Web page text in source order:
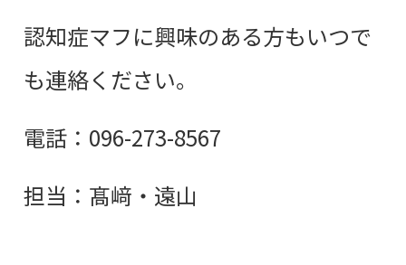
認知症マフに興味のある方もいつで
も連絡ください。
電話：096-273-8567
担当：髙﨑・遠山